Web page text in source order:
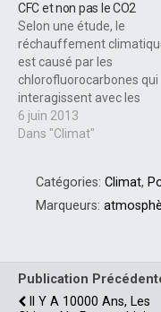
CFC et non pas le CO2
Selon une étude, le
réchauffement
est causé par les
chlorofluorocarbones qui
interagissent avec les
rayons cosmiques, et non
le dioxyde de carbone À
extraordinaire, bien que
plausible, en raison du
élevée par rapport au
influeraient…
6 juin 2013
Dans "Climat"
Catégories: Climat,
Marqueurs:
Publication
Il Y A 10000 Ans, Les